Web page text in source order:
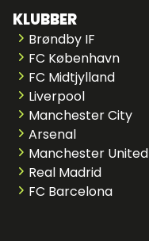
KLUBBER
Brøndby IF
FC København
FC Midtjylland
Liverpool
Manchester City
Arsenal
Manchester United
Real Madrid
FC Barcelona